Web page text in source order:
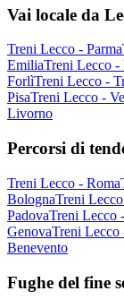
Vai locale da
Treni Lecco - Parma
EmiliaTreni Lecco -
ForlìTreni Lecco -
PisaTreni Lecco -
Livorno
Percorsi di
Treni Lecco - Roma
BolognaTreni
PadovaTreni Lecco
GenovaTreni Lecco
Benevento
Fughe del fine